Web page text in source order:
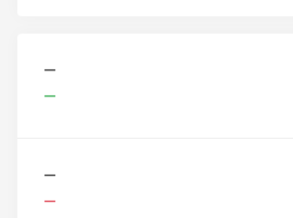
—
—
—
—